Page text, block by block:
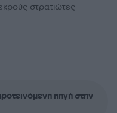
στρατιώτες
πηγή στην